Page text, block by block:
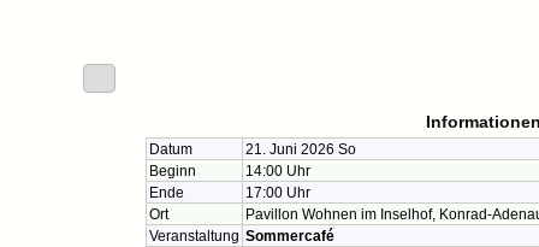
Datum
21. Juni 2026 So
Beginn
14:00 Uhr
Ende
17:00 Uhr
Ort
Pavillon Wohnen im Inselhof, Konrad-
Veranstaltung Sommercafé